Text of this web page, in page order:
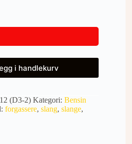
i handlekurv
(D3-2) Kategori: Bensin
forgassere, slang, slange,